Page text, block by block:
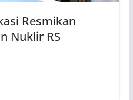
Resmikan
Nuklir RS